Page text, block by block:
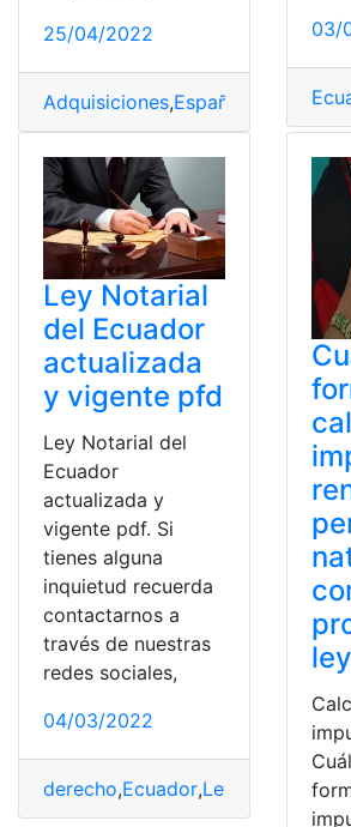
25/04/2022
Adquisiciones,España
03/
Ley Notarial
del Ecuador
actualizada
y vigente pfd
Ley Notarial del
Ecuador
actualizada y
vigente pdf. Si
tienes alguna
inquietud recuerda
contactarnos a
través de nuestras
redes sociales,
04/03/2022
derecho,Ecuador,Ley Notarial,